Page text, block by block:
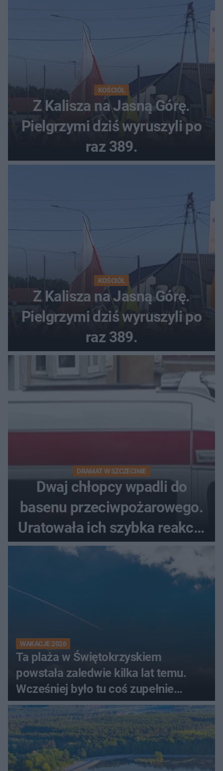
KOŚCIÓŁ
Z Kalisza na Jasną Górę.
Pielgrzymi dziś wyruszyli po
raz 389.
KOŚCIÓŁ
Z Kalisza na Jasną Górę.
Pielgrzymi dziś wyruszyli po
raz 389.
DRAMAT W SZCZECINIE
Dwaj chłopcy wpadli do
basenu przeciwpożarowego.
Uratowała ich szybka reakcja
świadków
WAKACJE 2026
Ta plaża w Świętokrzyskiem
powstała zaledwie kilka lat temu.
Wcześniej było tu coś zupełnie
innego